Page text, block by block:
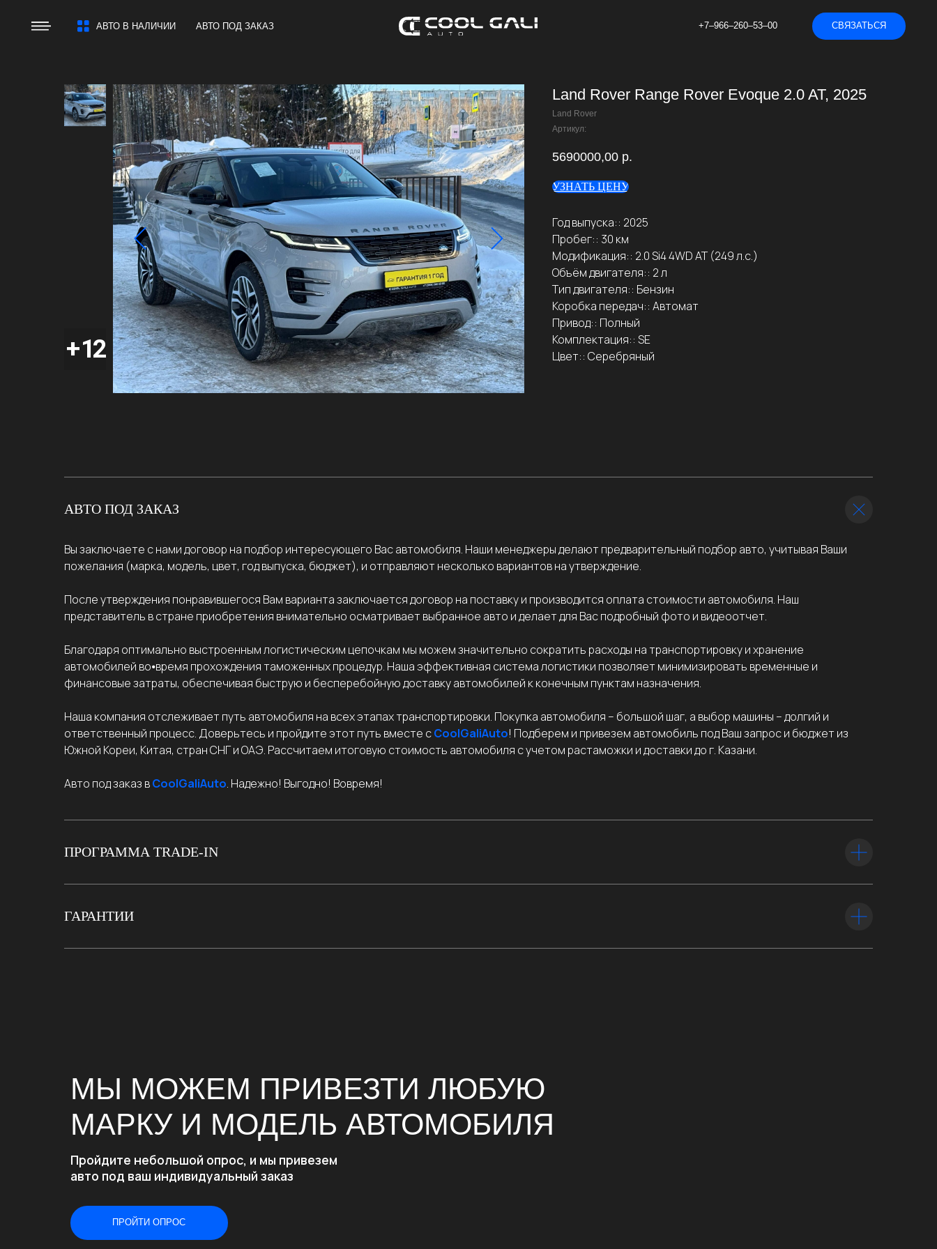
СВЯЗАТЬСЯ
АВТО В НАЛИЧИИ
АВТО В НАЛИЧИИ АВТО ПОД ЗАКАЗ
Land Rover Range Rover Evoque 2.0 AT, 2025
Land Rover
Артикул:
5690000,00 р.
УЗНАТЬ ЦЕНУ
Год выпуска:: 2025
Пробег:: 30 км
Модификация:: 2.0 Si4 4WD AT (249 л.с.)
Объём двигателя:: 2 л
Тип двигателя:: Бензин
Коробка передач:: Автомат
Привод:: Полный
Комплектация:: SE
Цвет:: Серебряный
АВТО ПОД ЗАКАЗ
Вы заключаете с нами договор на подбор интересующего Вас автомобиля. Наши менеджеры делают предварительный подбор авто, учитывая Ваши
пожелания (марка, модель, цвет, год выпуска, бюджет), и отправляют несколько вариантов на утверждение.
После утверждения понравившегося Вам варианта заключается договор на поставку и производится оплата стоимости автомобиля. Наш
представитель в стране приобретения внимательно осматривает выбранное авто и делает для Вас подробный фото и видеоотчет.
Благодаря оптимально выстроенным логистическим цепочкам мы можем значительно сократить расходы на транспортировку и хранение
автомобилей во⦁время прохождения таможенных процедур. Наша эффективная система логистики позволяет минимизировать временные и
финансовые затраты, обеспечивая быструю и бесперебойную доставку автомобилей к конечным пунктам назначения.
Наша компания отслеживает путь автомобиля на всех этапах транспортировки. Покупка автомобиля – большой шаг, а выбор машины – долгий и
ответственный процесс. Доверьтесь и пройдите этот путь вместе сCoolGaliAuto! Подберем и привезем автомобиль под Ваш запрос и бюджет из
Южной Кореи, Китая, стран СНГ и ОАЭ. Рассчитаем итоговую стоимость автомобиля с учетом растаможки и доставки до г. Казани.
Авто под заказ вCoolGaliAuto. Надежно! Выгодно! Вовремя!
ПРОГРАММА TRADE-IN
ГАРАНТИИ
ПРОЙТИ ОПРОС